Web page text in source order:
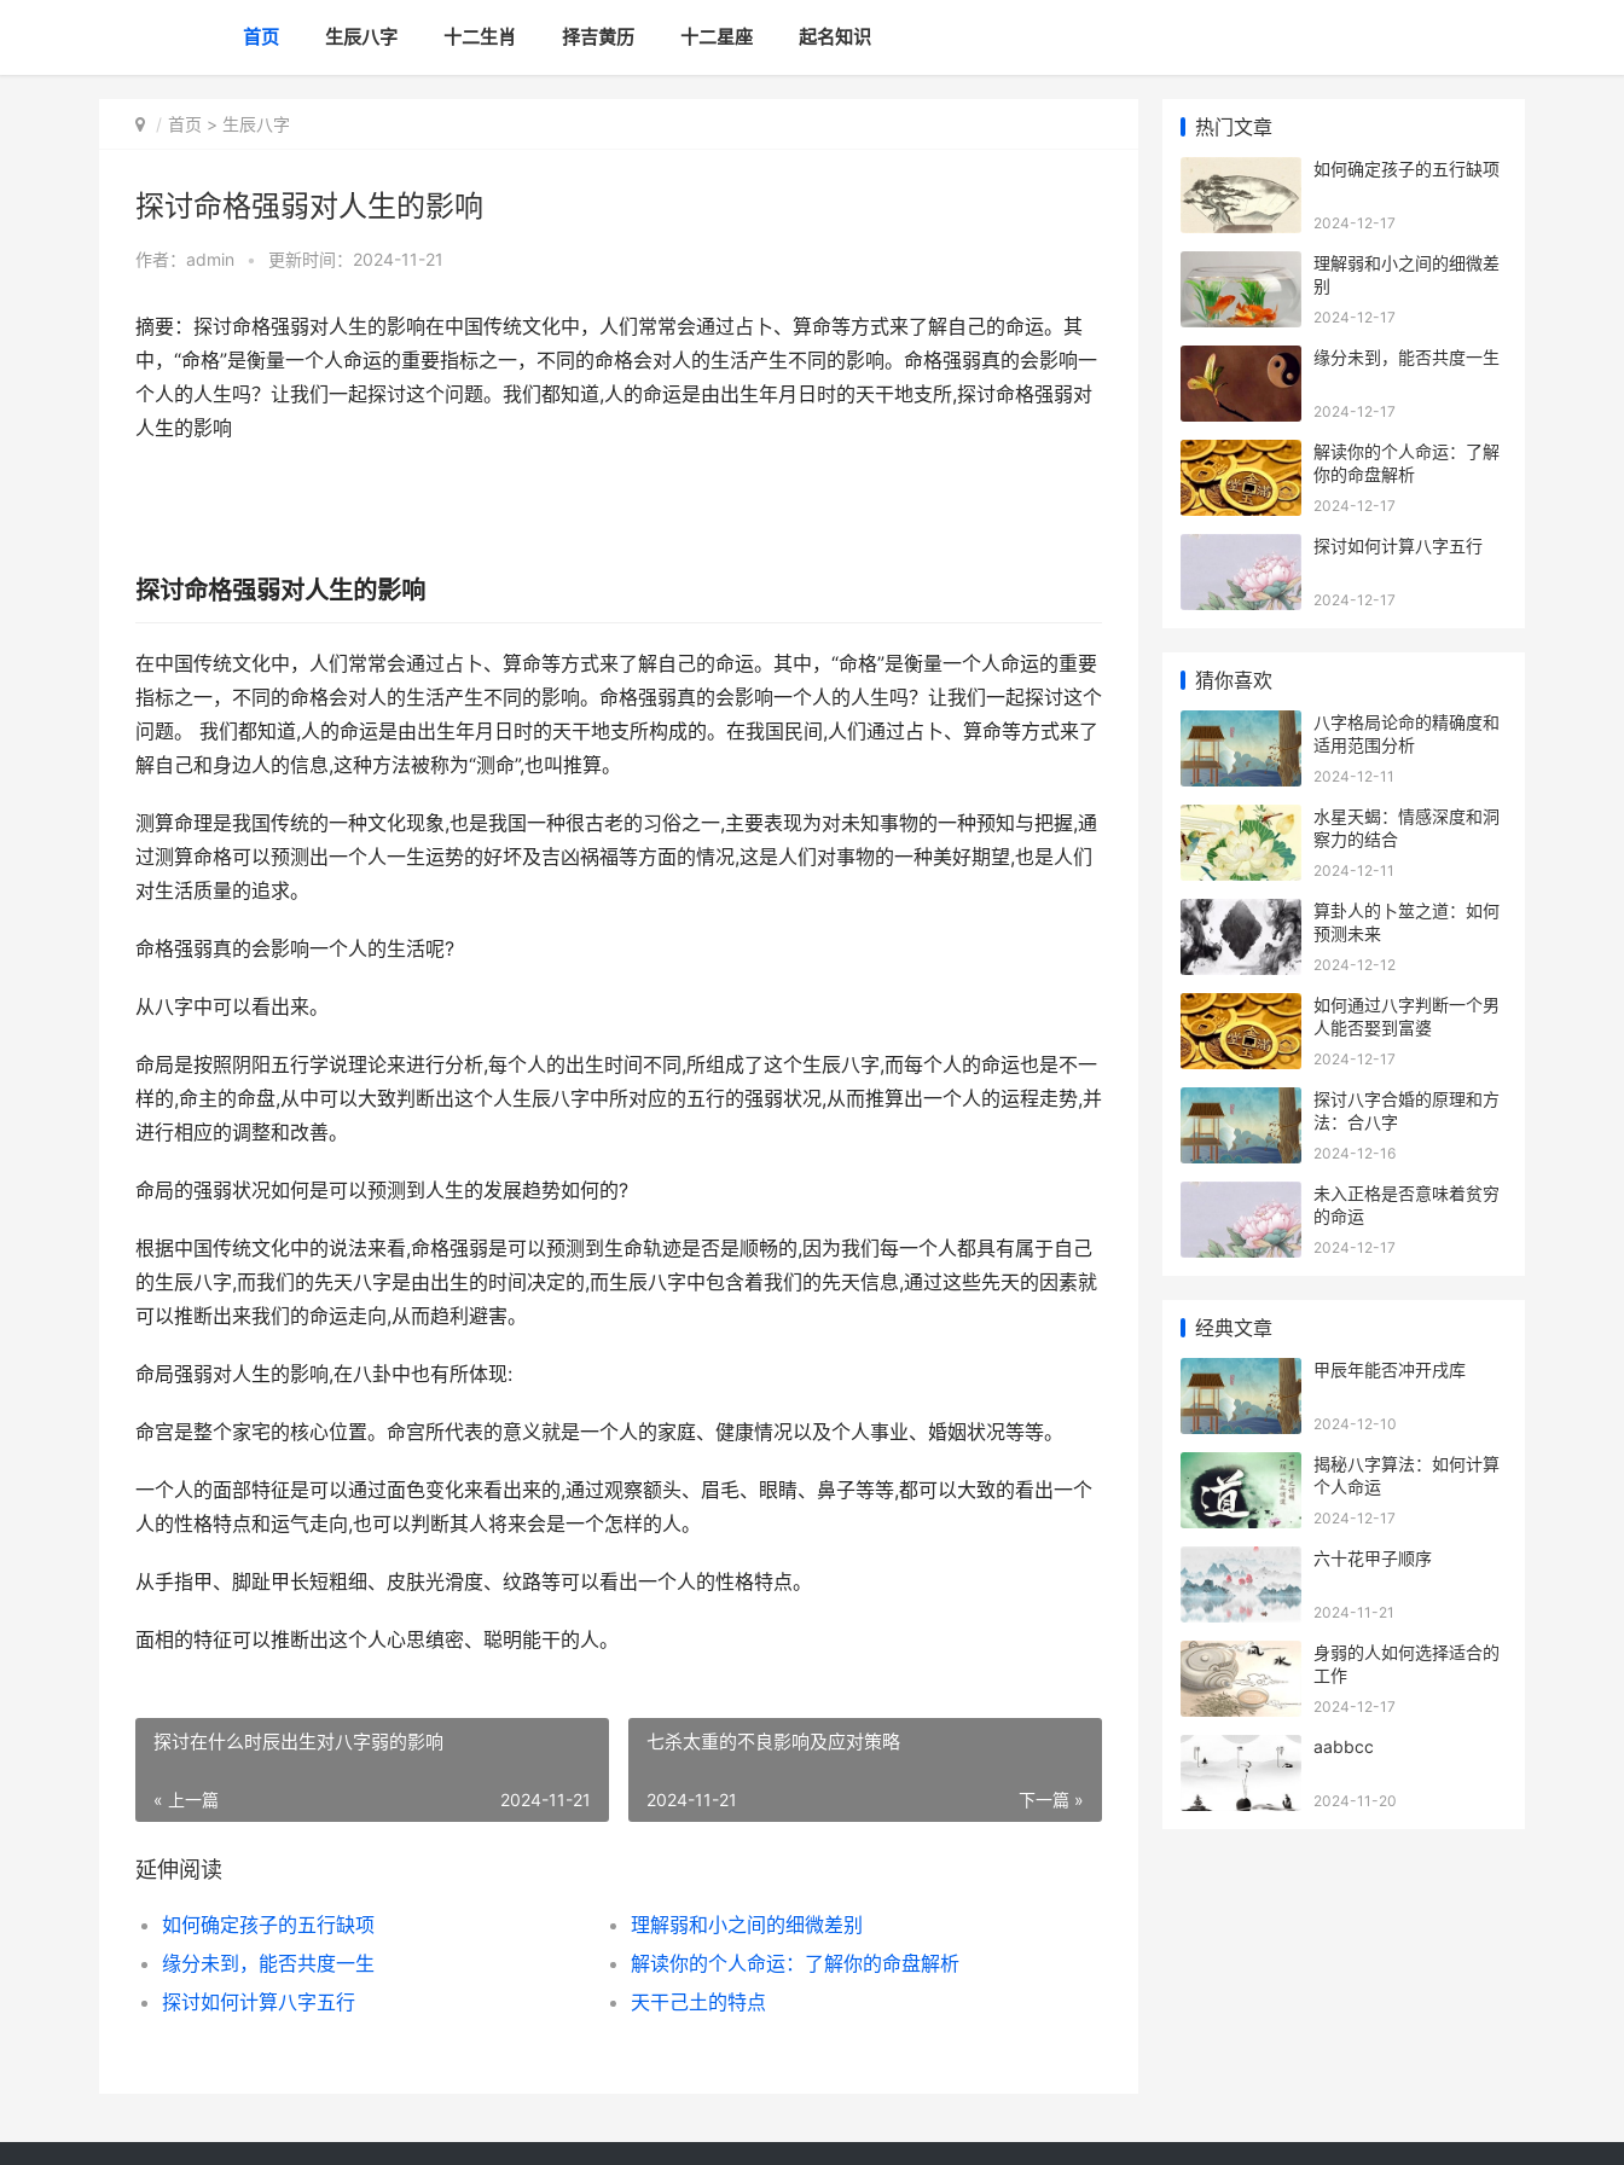
首页 生辰八字 十二生肖 择吉黄历 十二星座 起名知识
首页 > 生辰八字
探讨命格强弱对人生的影响
作者： admin • 更新时间：2024-11-21
摘要：探讨命格强弱对人生的影响在中国传统文化中，人们常常会通过占卜、算命等方式来了解自己的命运。其
中，“命格”是衡量一个人命运的重要指标之一，不同的命格会对人的生活产生不同的影响。命格强弱真的会影响一
个人的人生吗？让我们一起探讨这个问题。我们都知道,人的命运是由出生年月日时的天干地支所,探讨命格强弱对
人生的影响
探讨命格强弱对人生的影响
在中国传统文化中，人们常常会通过占卜、算命等方式来了解自己的命运。其中，“命格”是衡量一个人命运的重要
指标之一，不同的命格会对人的生活产生不同的影响。命格强弱真的会影响一个人的人生吗？让我们一起探讨这个
问题。 我们都知道,人的命运是由出生年月日时的天干地支所构成的。在我国民间,人们通过占卜、算命等方式来了
解自己和身边人的信息,这种方法被称为“测命”,也叫推算。
测算命理是我国传统的一种文化现象,也是我国一种很古老的习俗之一,主要表现为对未知事物的一种预知与把握,通
过测算命格可以预测出一个人一生运势的好坏及吉凶祸福等方面的情况,这是人们对事物的一种美好期望,也是人们
对生活质量的追求。
命格强弱真的会影响一个人的生活呢?
从八字中可以看出来。
命局是按照阴阳五行学说理论来进行分析,每个人的出生时间不同,所组成了这个生辰八字,而每个人的命运也是不一
样的,命主的命盘,从中可以大致判断出这个人生辰八字中所对应的五行的强弱状况,从而推算出一个人的运程走势,并
进行相应的调整和改善。
命局的强弱状况如何是可以预测到人生的发展趋势如何的?
根据中国传统文化中的说法来看,命格强弱是可以预测到生命轨迹是否是顺畅的,因为我们每一个人都具有属于自己
的生辰八字,而我们的先天八字是由出生的时间决定的,而生辰八字中包含着我们的先天信息,通过这些先天的因素就
可以推断出来我们的命运走向,从而趋利避害。
命局强弱对人生的影响,在八卦中也有所体现:
命宫是整个家宅的核心位置。命宫所代表的意义就是一个人的家庭、健康情况以及个人事业、婚姻状况等等。
一个人的面部特征是可以通过面色变化来看出来的,通过观察额头、眉毛、眼睛、鼻子等等,都可以大致的看出一个
人的性格特点和运气走向,也可以判断其人将来会是一个怎样的人。
从手指甲、脚趾甲长短粗细、皮肤光滑度、纹路等可以看出一个人的性格特点。
面相的特征可以推断出这个人心思缜密、聪明能干的人。
探讨在什么时辰出生对八字弱的影响
« 上一篇 2024-11-21
七杀太重的不良影响及应对策略
下一篇 »
2024-11-21
延伸阅读
如何确定孩子的五行缺项
理解弱和小之间的细微差别
缘分未到，能否共度一生
解读你的个人命运：了解你的命盘解析
探讨如何计算八字五行
天干己土的特点
热门文章
如何确定孩子的五行缺项
2024-12-17
理解弱和小之间的细微差
别
2024-12-17
缘分未到，能否共度一生
2024-12-17
解读你的个人命运：了解
你的命盘解析
2024-12-17
探讨如何计算八字五行
2024-12-17
猜你喜欢
八字格局论命的精确度和
适用范围分析
2024-12-11
水星天蝎：情感深度和洞
察力的结合
2024-12-11
算卦人的卜筮之道：如何
预测未来
2024-12-12
如何通过八字判断一个男
人能否娶到富婆
2024-12-17
探讨八字合婚的原理和方
法：合八字
2024-12-16
未入正格是否意味着贫穷
的命运
2024-12-17
经典文章
甲辰年能否冲开戌库
2024-12-10
揭秘八字算法：如何计算
个人命运
2024-12-17
六十花甲子顺序
2024-11-21
身弱的人如何选择适合的
工作
2024-12-17
aabbcc
2024-11-20